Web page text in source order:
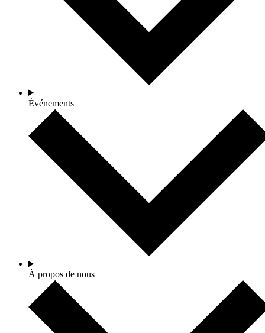
Événements
À propos de nous